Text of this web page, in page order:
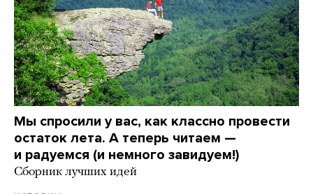
Мы спросили у вас, как классно провести
остаток лета. А теперь читаем —
и радуемся (и немного завидуем!)
Сборник лучших идей